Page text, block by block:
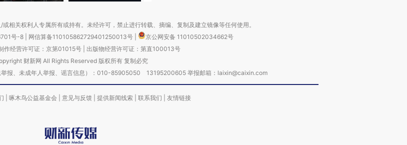
相关权利人专属所有或持有。未经许可，禁止进行转载、摘编、复制及建立镜像等任何使用。
号-8 网信算备110105862729401250013号
京公网安备 11010502034662号
作经营许可证：京第01015号| 出版物经营许可证：第直100013号
财新网 All Rights Reserved 版权所有 复制必究
举报、未成年人举报、谣言信息）：010-85905050 13195200605 举报邮箱：laixin@caixin.com
啄木鸟公益基金会 意见与反馈 提供新闻线索 联系我们 友情链接